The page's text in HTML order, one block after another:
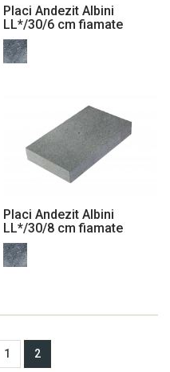
Placi Andezit Albini
LL*/30/6 cm fiamate
Placi Andezit Albini
LL*/30/8 cm fiamate
1 2